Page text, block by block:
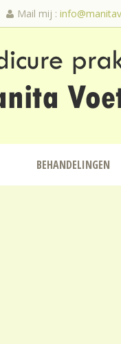
Mail mij :
BEHANDELINGEN